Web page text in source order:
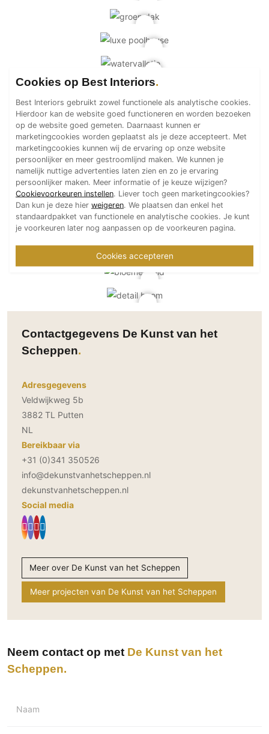
Mirror TV
Fitnessapparatuur
Wifi
Overig
Aannemers Interieur
Akoestiek
Binnenzwembaden
Wellness
Wijnkelder en wijnkasten
Contactgegevens De Kunst van het
Scheppen
Adresgegevens
Veldwijkweg 5b
3882 TL Putten
NL
Bereikbaar via
+31 (0)341 350526
info@dekunstvanhetscheppen.nl
dekunstvanhetscheppen.nl
Social media
Meer over De Kunst van het Scheppen
Meer projecten van De Kunst van het Scheppen
Neem contact op met De Kunst van het
Scheppen
Naam
Cookies op Best Interiors
Best Interiors gebruikt zowel functionele als analytische cookies.
Hierdoor kan de website goed functioneren en worden bezoeken
op de website goed gemeten. Daarnaast kunnen er
marketingcookies worden geplaatst als je deze accepteert. Met
marketingcookies kunnen wij de ervaring op onze website
persoonlijker en meer gestroomlijnd maken. We kunnen je
namelijk nuttige advertenties laten zien en zo je ervaring
persoonlijker maken. Meer informatie of je keuze wijzigen?
Cookievoorkeuren instellen. Liever toch geen marketingcookies?
Dan kun je deze hier weigeren. We plaatsen dan enkel het
standaardpakket van functionele en analytische cookies. Je kunt
je voorkeuren later nog aanpassen op de voorkeuren pagina.
Cookies accepteren